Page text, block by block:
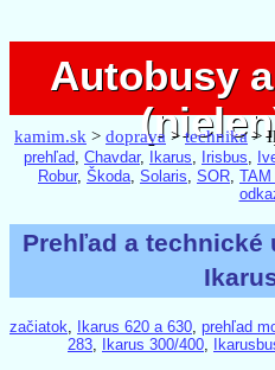
Autobusy
Autobusy
kamim.sk > doprava >technika>
prehľad, Chavdar, Ikarus, Irisbus,
Robur, Škoda, Solaris, SOR, TAM
Prehľad a technické
začiatok, Ikarus 620 a 630, prehľad
283, Ikarus 300/400,